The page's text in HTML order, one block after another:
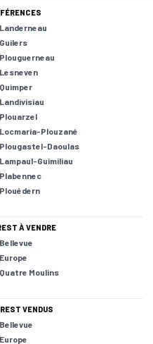
Landerneau
Guilers
Plouguerneau
Lesneven
Quimper
Landivisiau
Plouarzel
Locmaria-Plouzané
Plougastel-Daoulas
Lampaul-Guimiliau
Plabennec
Plouédern
À VENDRE
Bellevue
Europe
Quatre Moulins
VENDUS
Bellevue
Europe